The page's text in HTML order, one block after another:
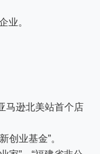
业。
马逊北美站首个店
创业基金”。